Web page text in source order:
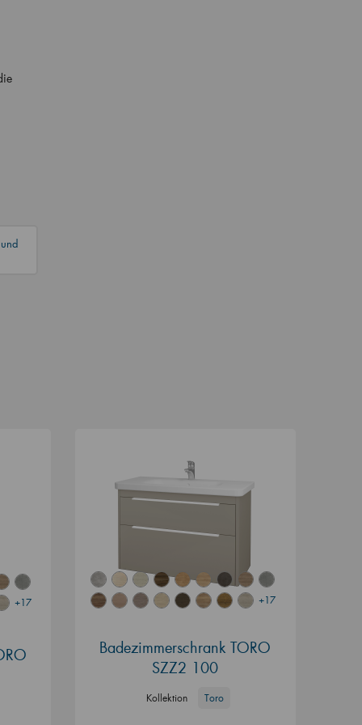
+17 +17
Badezimmerschrank TORO
SZZ2 100
Kollektion Toro